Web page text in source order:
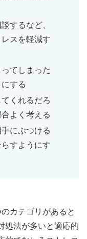
するなど、
スを軽減す
てしまった
する
くれるだろ
よく考える
にぶつける
すようにす
カテゴリがあると
法が多いと適応的